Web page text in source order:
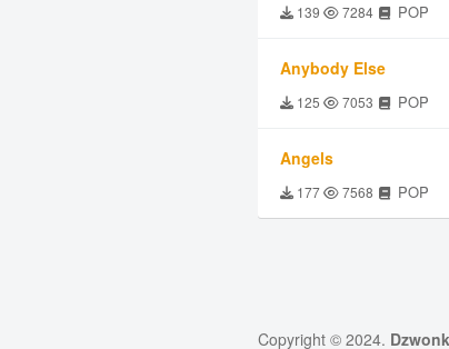
139 7284 POP
Anybody Else
125 7053 POP
Angels
177 7568 POP
Copyright © 2024.